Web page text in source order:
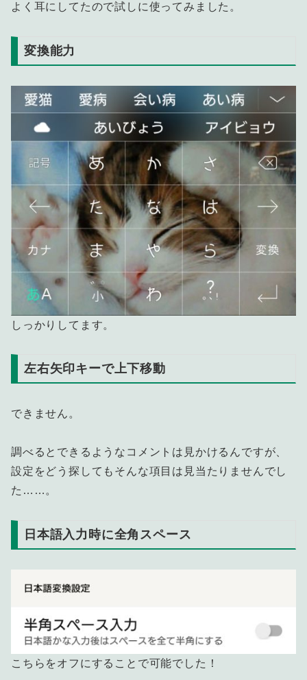
よく耳にしてたので試しに使ってみました。
変換能力
しっかりしてます。
左右矢印キーで上下移動
できません。
調べるとできるようなコメントは見かけるんですが、
設定をどう探してもそんな項目は見当たりませんでし
た……。
日本語入力時に全角スペース
こちらをオフにすることで可能でした！